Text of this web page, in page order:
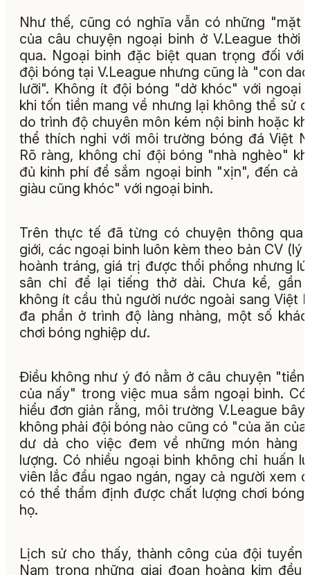
Như thế, cũng có nghĩa vẫn có những "mặt
của câu chuyện ngoại binh ở V.League thời
qua. Ngoại binh đặc biệt quan trọng đối với
đội bóng tại V.League nhưng cũng là "con
lưỡi". Không ít đội bóng "dở khóc" với ngoại
khi tốn tiền mang về nhưng lại không thể sử
do trình độ chuyên môn kém nội binh hoặc
thể thích nghi với môi trường bóng đá Việt
Rõ ràng, không chỉ đội bóng "nhà nghèo"
đủ kinh phí để sắm ngoại binh "xịn", đến cả
giàu cũng khóc" với ngoại binh.
Trên thực tế đã từng có chuyện thông qua
giới, các ngoại binh luôn kèm theo bản CV (lý
hoành tráng, giá trị được thổi phồng nhưng
sân chỉ để lại tiếng thở dài. Chưa kể, gần
không ít cầu thủ người nước ngoài sang Việt
đa phần ở trình độ làng nhàng, một số
chơi bóng nghiệp dư.
Điều không như ý đó nằm ở câu chuyện "tiền
của nấy" trong việc mua sắm ngoại binh.
hiểu đơn giản rằng, môi trường V.League bây
không phải đội bóng nào cũng có "của ăn
dư dả cho việc đem về những món hàng
lượng. Có nhiều ngoại binh không chỉ huấn
viên lắc đầu ngao ngán, ngay cả người xem
có thể thẩm định được chất lượng chơi bóng
họ.
Lịch sử cho thấy, thành công của đội tuyển
Nam trong những giai đoạn hoàng kim đều